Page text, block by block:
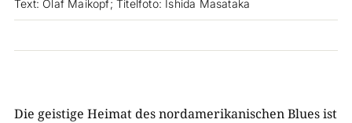
Text: Olaf Maikopf; Titelfoto: Ishida Masataka
Die geistige Heimat des nordamerikanischen Blues ist